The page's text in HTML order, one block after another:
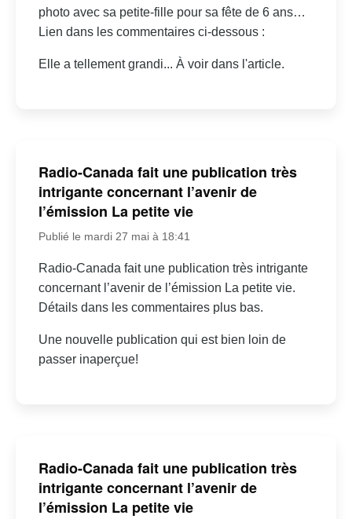
photo avec sa petite-fille pour sa fête de 6 ans…
Lien dans les commentaires ci-dessous :
Elle a tellement grandi... À voir dans l'article.
Radio-Canada fait une publication très
intrigante concernant l’avenir de
l’émission La petite vie
Publié le mardi 27 mai à 18:41
Radio-Canada fait une publication très intrigante
concernant l’avenir de l’émission La petite vie.
Détails dans les commentaires plus bas.
Une nouvelle publication qui est bien loin de
passer inaperçue!
Radio-Canada fait une publication très
intrigante concernant l’avenir de
l’émission La petite vie